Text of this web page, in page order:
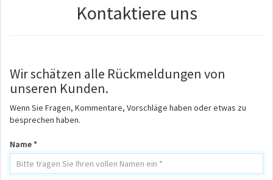
Kontaktiere uns
Wir schätzen alle Rückmeldungen von
unseren Kunden.
Wenn Sie Fragen, Kommentare, Vorschläge haben oder etwas zu
besprechen haben.
Name *